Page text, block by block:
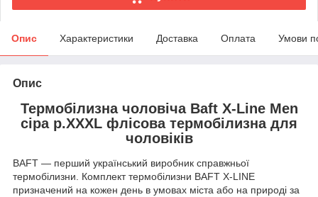
Опис Характеристики Доставка Оплата Умови
Опис
Термобілизна чоловіча Baft X-Line Men
сіра р.XXXL флісова термобілизна для
чоловіків
BAFT — перший український виробник справжньої
термобілизни. Комплект термобілизни BAFT X-LINE
призначений на кожен день в умовах міста або на природі за